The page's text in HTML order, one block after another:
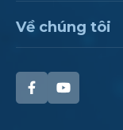
Về chúng tôi